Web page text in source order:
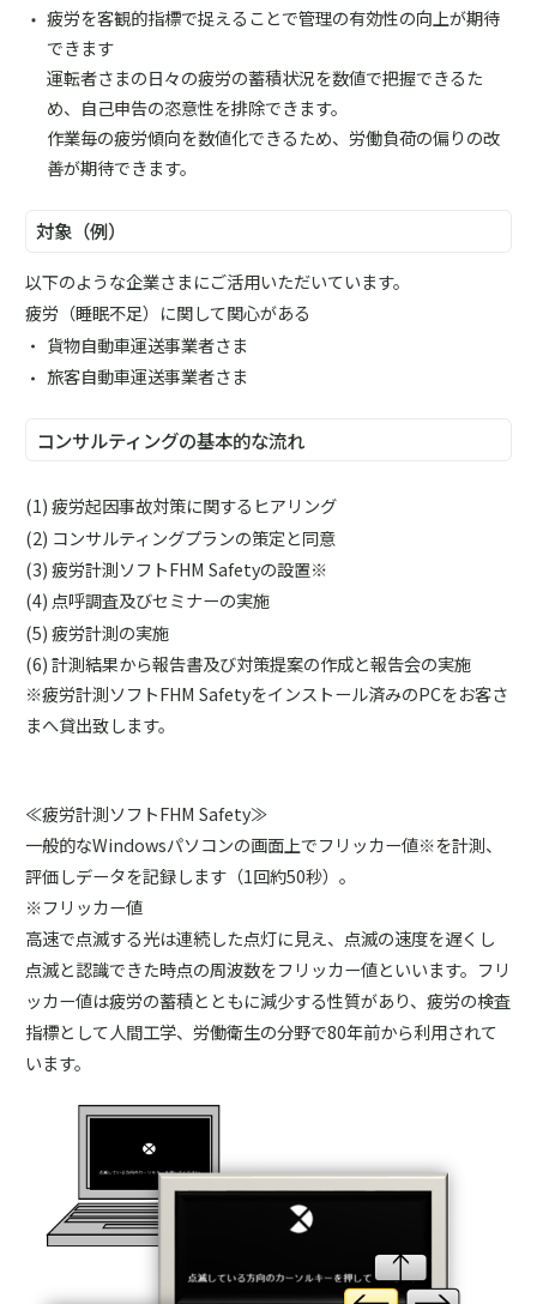
疲労を客観的指標で捉えることで管理の有効性の向上が期待
できます
運転者さまの日々の疲労の蓄積状況を数値で把握できるた
め、自己申告の恣意性を排除できます。
作業毎の疲労傾向を数値化できるため、労働負荷の偏りの改
善が期待できます。
対象（例）
以下のような企業さまにご活用いただいています。
疲労（睡眠不足）に関して関心がある
貨物自動車運送事業者さま
旅客自動車運送事業者さま
コンサルティングの基本的な流れ
疲労起因事故対策に関するヒアリング
コンサルティングプランの策定と同意
疲労計測ソフトFHM Safetyの設置※
点呼調査及びセミナーの実施
疲労計測の実施
計測結果から報告書及び対策提案の作成と報告会の実施
※疲労計測ソフトFHM Safetyをインストール済みのPCをお客さ
まへ貸出致します。
≪疲労計測ソフトFHM Safety≫
一般的なWindowsパソコンの画面上でフリッカー値※を計測、
評価しデータを記録します（1回約50秒）。
※フリッカー値
高速で点滅する光は連続した点灯に見え、点滅の速度を遅くし
点滅と認識できた時点の周波数をフリッカー値といいます。フリ
ッカー値は疲労の蓄積とともに減少する性質があり、疲労の検査
指標として人間工学、労働衛生の分野で80年前から利用されて
います。